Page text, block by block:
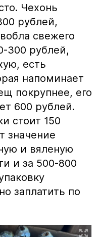
Чехонь
рублей,
свежего
300 рублей,
есть
напоминает
покрупнее, его
600 рублей.
стоит 150
значение
и вяленую
и за 500-800
заплатить по